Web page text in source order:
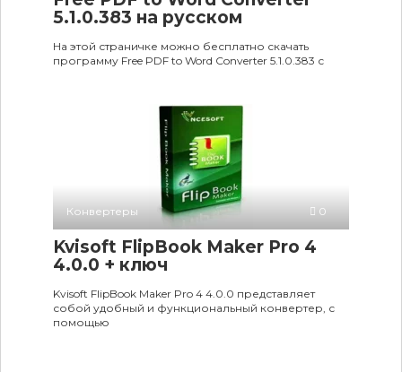
5.1.0.383 на русском
На этой страничке можно бесплатно скачать
программу Free PDF to Word Converter 5.1.0.383 с
Конвертеры 0
Kvisoft FlipBook Maker Pro 4
4.0.0 + ключ
Kvisoft FlipBook Maker Pro 4 4.0.0 представляет
собой удобный и функциональный конвертер, с
помощью